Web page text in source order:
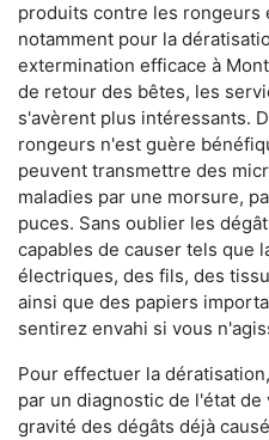
produits contre les rongeurs
notamment pour la
extermination efficace à
de retour des bêtes, les
s'avèrent plus intéressants.
rongeurs n'est guère
peuvent transmettre des
maladies par une morsure,
puces. Sans oublier les
capables de causer tels que
électriques, des fils, des
ainsi que des papiers
sentirez envahi si vous
Pour effectuer la
par un diagnostic de l'état
gravité des dégâts déjà